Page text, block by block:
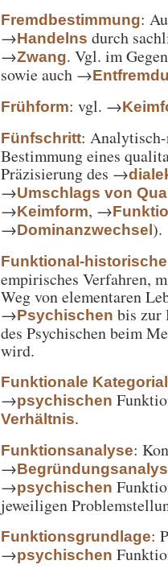
Fremdbestimmung:
→Handelns durch
→Zwang. Vgl. im
sowie auch →
Frühform: vgl. →
Fünfschritt:
Bestimmung eines
Präzisierung des →
→Umschlags von
→Keimform, →
→Dominanzwechsel).
Funktional-
empirisches Verfahren,
Weg von elementaren
→Psychischen bis zur
des Psychischen beim
wird.
Funktionale
→psychischen
Verhältnis.
Funktionsanalyse:
→
→psychischen
jeweiligen
Funktionsgrundlage:
→psychischen